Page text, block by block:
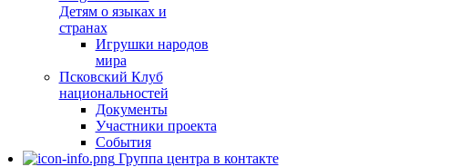
Детям о языках и
странах
Игрушки народов
мира
Псковский Клуб
национальностей
Документы
Участники проекта
События
Группа центра в контакте